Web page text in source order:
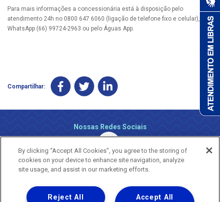
Para mais informações a concessionária está à disposição pelo
atendimento 24h no 0800 647 6060 (ligação de telefone fixo e celular), via
WhatsApp (66) 99724-2963 ou pelo Águas App.
Compartilhar:
Nossas Redes Sociais
By clicking “Accept All Cookies”, you agree to the storing of
cookies on your device to enhance site navigation, analyze
site usage, and assist in our marketing efforts.
Accept All
Reject All